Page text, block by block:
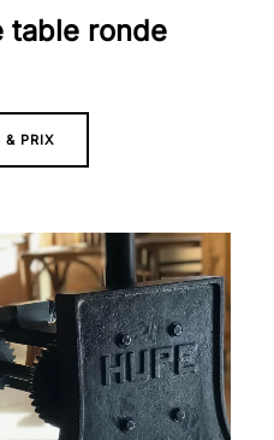
table ronde
& PRIX